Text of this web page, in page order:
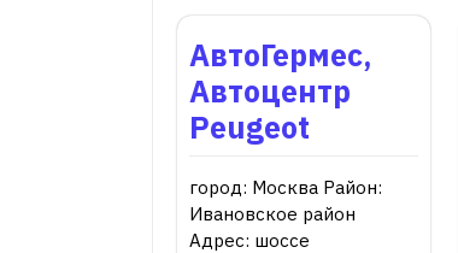
АвтоГермес,
Автоцентр
Peugeot
город: Москва Район:
Ивановское район
Адрес: шоссе